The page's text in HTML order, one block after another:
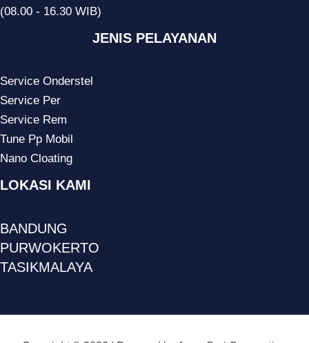
(08.00 - 16.30 WIB)
JENIS PELAYANAN
Service Onderstel
Service Per
Service Rem
Tune Pp Mobil
Nano Cloating
LOKASI KAMI
BANDUNG
PURWOKERTO
TASIKMALAYA